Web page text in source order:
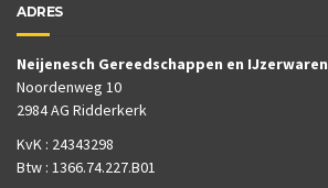
ADRES
Neijenesch Gereedschappen en IJzerwaren
Noordenweg 10
2984 AG Ridderkerk
KvK : 24343298
Btw : 1366.74.227.B01